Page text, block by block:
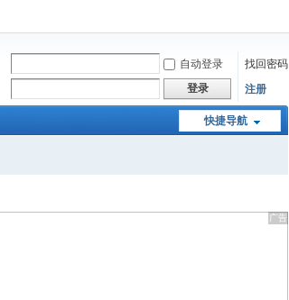
自动登录
找回密码
登录 注册
快捷导航